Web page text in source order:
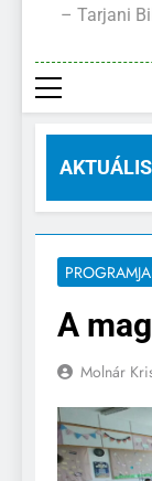
– Tarjani
AKTUÁLIS
A
Molnár